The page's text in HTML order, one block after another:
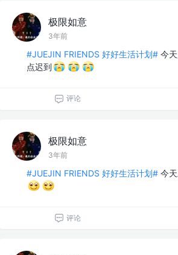
极限如意
3年前
#JUEJIN FRIENDS 好好生活计划# 今
点迟到
评论
极限如意
3年前
#JUEJIN FRIENDS 好好生活计划# 今
评论